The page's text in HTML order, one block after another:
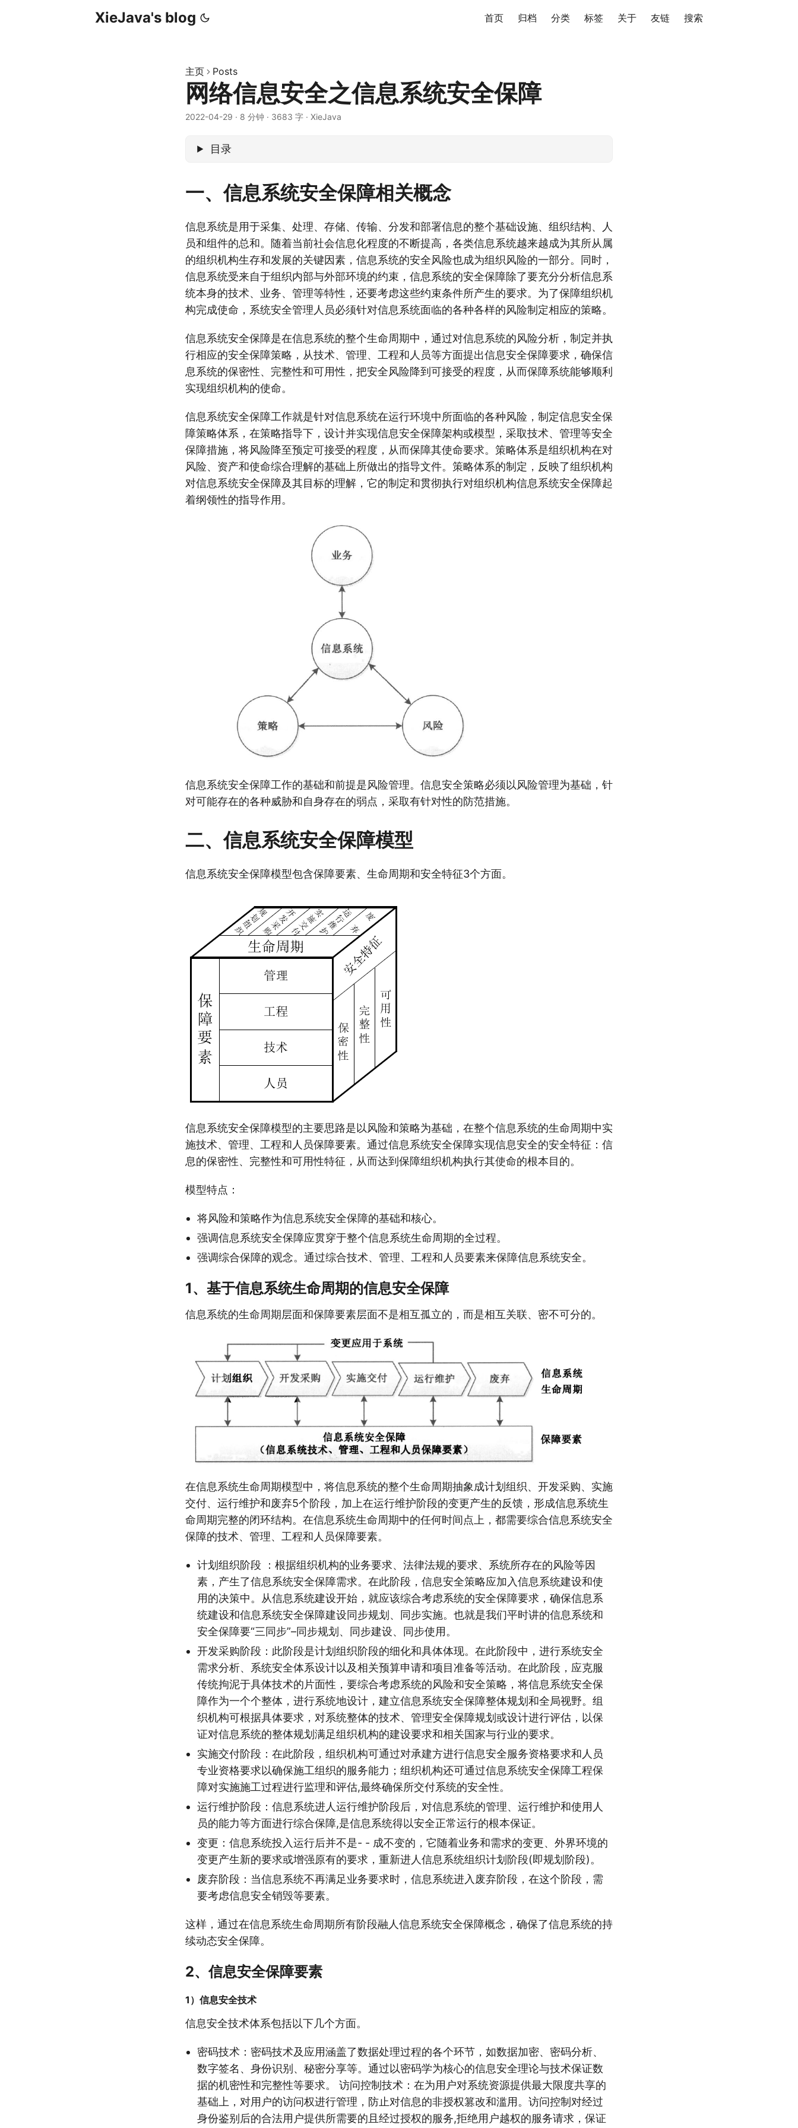
XieJava's blog 首页 归档 分类 标签 关于 友链 搜索
主页 Posts
网络信息安全之信息系统安全保障
2022-04-29 · 8 分钟 · 3683 字 · XieJava
目录
一、信息系统安全保障相关概念
信息系统是用于采集、处理、存储、传输、分发和部署信息的整个基础设施、组织结构、人
员和组件的总和。随着当前社会信息化程度的不断提高，各类信息系统越来越成为其所从属
的组织机构生存和发展的关键因素，信息系统的安全风险也成为组织风险的一部分。同时，
信息系统受来自于组织内部与外部环境的约束，信息系统的安全保障除了要充分分析信息系
统本身的技术、业务、管理等特性，还要考虑这些约束条件所产生的要求。为了保障组织机
构完成使命，系统安全管理人员必须针对信息系统面临的各种各样的风险制定相应的策略。
信息系统安全保障是在信息系统的整个生命周期中，通过对信息系统的风险分析，制定并执
行相应的安全保障策略，从技术、管理、工程和人员等方面提出信息安全保障要求，确保信
息系统的保密性、完整性和可用性，把安全风险降到可接受的程度，从而保障系统能够顺利
实现组织机构的使命。
信息系统安全保障工作就是针对信息系统在运行环境中所面临的各种风险，制定信息安全保
障策略体系，在策略指导下，设计并实现信息安全保障架构或模型，采取技术、管理等安全
保障措施，将风险降至预定可接受的程度，从而保障其使命要求。策略体系是组织机构在对
风险、资产和使命综合理解的基础上所做出的指导文件。策略体系的制定，反映了组织机构
对信息系统安全保障及其目标的理解，它的制定和贯彻执行对组织机构信息系统安全保障起
着纲领性的指导作用。
信息系统安全保障工作的基础和前提是风险管理。信息安全策略必须以风险管理为基础，针
对可能存在的各种威胁和自身存在的弱点，采取有针对性的防范措施。
二、信息系统安全保障模型
信息系统安全保障模型包含保障要素、生命周期和安全特征3个方面。
信息系统安全保障模型的主要思路是以风险和策略为基础，在整个信息系统的生命周期中实
施技术、管理、工程和人员保障要素。通过信息系统安全保障实现信息安全的安全特征：信
息的保密性、完整性和可用性特征，从而达到保障组织机构执行其使命的根本目的。
模型特点：
将风险和策略作为信息系统安全保障的基础和核心。
强调信息系统安全保障应贯穿于整个信息系统生命周期的全过程。
强调综合保障的观念。通过综合技术、管理、工程和人员要素来保障信息系统安全。
1、基于信息系统生命周期的信息安全保障
信息系统的生命周期层面和保障要素层面不是相互孤立的，而是相互关联、密不可分的。
在信息系统生命周期模型中，将信息系统的整个生命周期抽象成计划组织、开发采购、实施
交付、运行维护和废弃5个阶段，加上在运行维护阶段的变更产生的反馈，形成信息系统生
命周期完整的闭环结构。在信息系统生命周期中的任何时间点上，都需要综合信息系统安全
保障的技术、管理、工程和人员保障要素。
计划组织阶段 ：根据组织机构的业务要求、法律法规的要求、系统所存在的风险等因
素，产生了信息系统安全保障需求。在此阶段，信息安全策略应加入信息系统建设和使
用的决策中。从信息系统建设开始，就应该综合考虑系统的安全保障要求，确保信息系
统建设和信息系统安全保障建设同步规划、同步实施。也就是我们平时讲的信息系统和
安全保障要“三同步”–同步规划、同步建设、同步使用。
开发采购阶段：此阶段是计划组织阶段的细化和具体体现。在此阶段中，进行系统安全
需求分析、系统安全体系设计以及相关预算申请和项目准备等活动。在此阶段，应克服
传统拘泥于具体技术的片面性，要综合考虑系统的风险和安全策略，将信息系统安全保
障作为一个个整体，进行系统地设计，建立信息系统安全保障整体规划和全局视野。组
织机构可根据具体要求，对系统整体的技术、管理安全保障规划或设计进行评估，以保
证对信息系统的整体规划满足组织机构的建设要求和相关国家与行业的要求。
实施交付阶段：在此阶段，组织机构可通过对承建方进行信息安全服务资格要求和人员
专业资格要求以确保施工组织的服务能力；组织机构还可通过信息系统安全保障工程保
障对实施施工过程进行监理和评估,最终确保所交付系统的安全性。
运行维护阶段：信息系统进人运行维护阶段后，对信息系统的管理、运行维护和使用人
员的能力等方面进行综合保障,是信息系统得以安全正常运行的根本保证。
变更：信息系统投入运行后并不是- - 成不变的，它随着业务和需求的变更、外界环境的
变更产生新的要求或增强原有的要求，重新进人信息系统组织计划阶段(即规划阶段)。
废弃阶段：当信息系统不再满足业务要求时，信息系统进入废弃阶段，在这个阶段，需
要考虑信息安全销毁等要素。
这样，通过在信息系统生命周期所有阶段融人信息系统安全保障概念，确保了信息系统的持
续动态安全保障。
2、信息安全保障要素
1）信息安全技术
信息安全技术体系包括以下几个方面。
密码技术：密码技术及应用涵盖了数据处理过程的各个环节，如数据加密、密码分析、
数字签名、身份识别、秘密分享等。通过以密码学为核心的信息安全理论与技术保证数
据的机密性和完整性等要求。 访问控制技术：在为用户对系统资源提供最大限度共享的
基础上，对用户的访问权进行管理，防止对信息的非授权篡改和滥用。访问控制对经过
身份鉴别后的合法用户提供所需要的且经过授权的服务,拒绝用户越权的服务请求，保证